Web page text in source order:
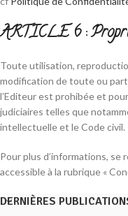
ARTICLE 6 :
Toute utilisation,
modification de toute ou
l’Editeur est prohibée et
judiciaires telles que
intellectuelle et le Code civil.
Pour plus d’informations, se
accessible à la rubrique «
DERNIÈRES